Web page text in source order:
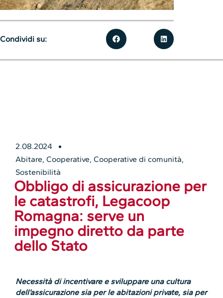
2.08.2024
Abitare,Cooperative,Cooperative di comunità,
Sostenibilità
Obbligo di assicurazione per
le catastrofi, Legacoop
Romagna: serve un
impegno diretto da parte
dello Stato
Necessità di incentivare e sviluppare una cultura
dell’assicurazione sia per le abitazioni private, sia per
Condividi su: